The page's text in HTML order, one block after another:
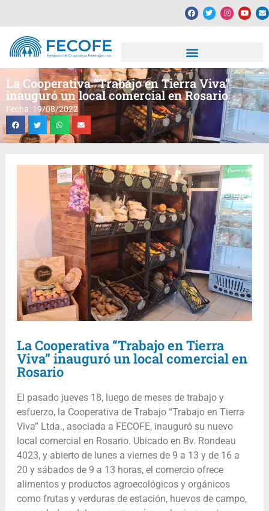
La Cooperativa “Trabajo en Tierra Viva”
inauguró un local comercial en Rosario
Fecha: 19/08/2022
La Cooperativa “Trabajo en Tierra
Viva” inauguró un local comercial en
Rosario
El pasado jueves 18, luego de meses de trabajo y
esfuerzo, la Cooperativa de Trabajo “Trabajo en Tierra
Viva” Ltda., asociada a FECOFE, inauguró su nuevo
local comercial en Rosario. Ubicado en Bv. Rondeau
4023, y abierto de lunes a viernes de 9 a 13 y de 16 a
20 y sábados de 9 a 13 horas, el comercio ofrece
alimentos y productos agroecológicos y orgánicos
como frutas y verduras de estación, huevos de campo,